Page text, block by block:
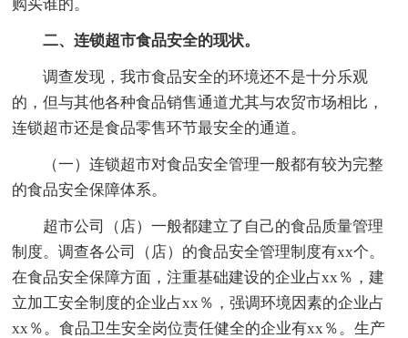
购买谁的。
二、连锁超市食品安全的现状。
调查发现，我市食品安全的环境还不是十分乐观
的，但与其他各种食品销售通道尤其与农贸市场相比，
连锁超市还是食品零售环节最安全的通道。
（一）连锁超市对食品安全管理一般都有较为完整
的食品安全保障体系。
超市公司（店）一般都建立了自己的食品质量管理
制度。调查各公司（店）的食品安全管理制度有xx个。
在食品安全保障方面，注重基础建设的企业占xx％，建
立加工安全制度的企业占xx％，强调环境因素的企业占
xx％。食品卫生安全岗位责任健全的企业有xx％。生产